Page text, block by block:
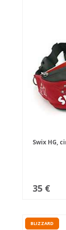
Swix HG,
35 €
BLIZZARD